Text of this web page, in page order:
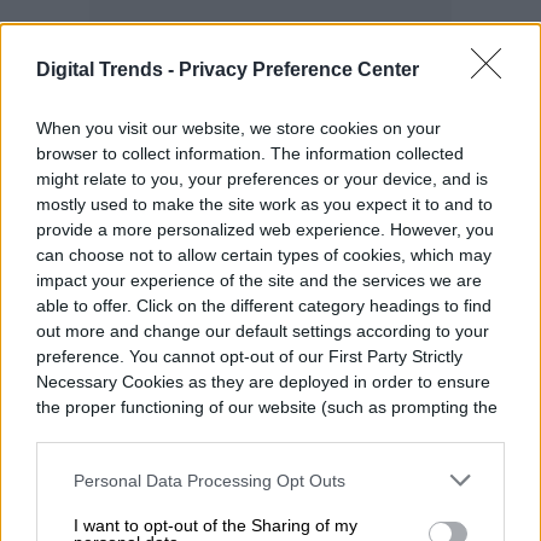
Digital Trends - Privacy Preference Center
When you visit our website, we store cookies on your
browser to collect information. The information collected
might relate to you, your preferences or your device, and is
mostly used to make the site work as you expect it to and to
provide a more personalized web experience. However, you
can choose not to allow certain types of cookies, which may
impact your experience of the site and the services we are
able to offer. Click on the different category headings to find
out more and change our default settings according to your
preference. You cannot opt-out of our First Party Strictly
Necessary Cookies as they are deployed in order to ensure
the proper functioning of our website (such as prompting the
Personal Data Processing Opt Outs
I want to opt-out of the Sharing of my
Con vídeo ProRes, juegos AAA que
fácilmente superan los 20–30 GB y
bibliotecas fotográficas en altísima
resolución, llenar 256 GB es más fácil de lo
que parece; 512 GB da margen para grabar,
editar, descargar contenido offline y seguir
teniendo espacio para apps y documentos.
En 2026, cuando el dispositivo ya acumula
varias actualizaciones de iOS y apps cada
vez más pesadas, ese colchón de